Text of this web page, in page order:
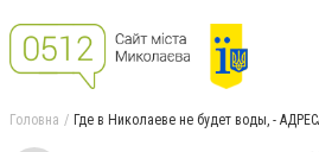
Головна Где в Николаеве не будет воды, -